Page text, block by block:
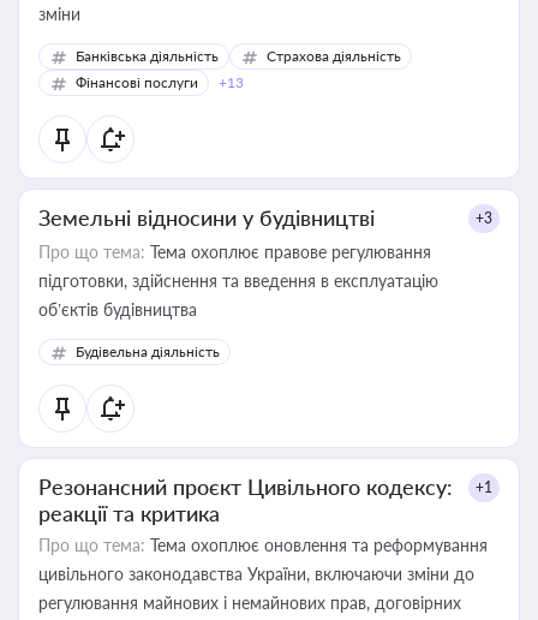
зміни
Банківська діяльність
Страхова діяльність
Фінансові послуги
+13
Земельні відносини у будівництві +3
Про що тема: Тема охоплює правове регулювання
підготовки, здійснення та введення в експлуатацію
об’єктів будівництва
Будівельна діяльність
Резонансний проєкт Цивільного кодексу:
реакції та критика
+1
Про що тема: Тема охоплює оновлення та реформування
цивільного законодавства України, включаючи зміни до
регулювання майнових і немайнових прав, договірних